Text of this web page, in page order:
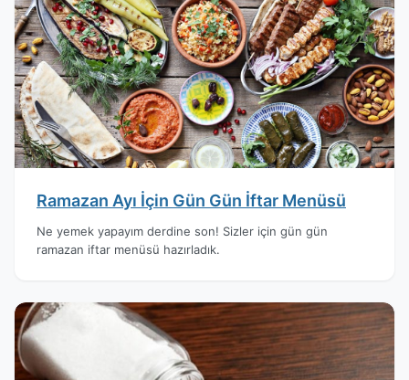
Ramazan Ayı İçin Gün Gün İftar Menüsü
Ne yemek yapayım derdine son! Sizler için gün gün
ramazan iftar menüsü hazırladık.